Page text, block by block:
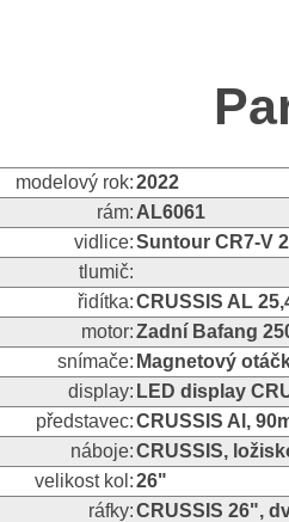
modelový rok:2022
rám: AL6061
vidlice:Suntour CR7-V
tlumič:
řidítka:CRUSSIS AL
motor:Zadní Bafang
snímače: Magnetový
display: LED display
představec:CRUSSIS Al,
náboje:CRUSSIS,
velikost kol:26"
ráfky:CRUSSIS 26",